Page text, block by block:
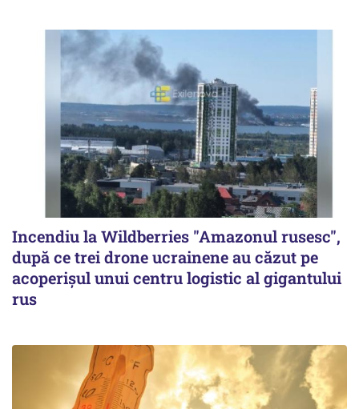
Incendiu la Wildberries "Amazonul rusesc",
după ce trei drone ucrainene au căzut pe
acoperişul unui centru logistic al gigantului
rus